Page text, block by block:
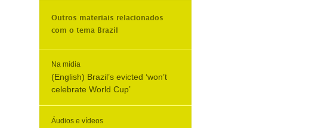
Outros materiais relacionados
com o tema
Brazil
Na mídia
(English) Brazil’s evicted ‘won’t
celebrate World Cup’
Áudios e vídeos